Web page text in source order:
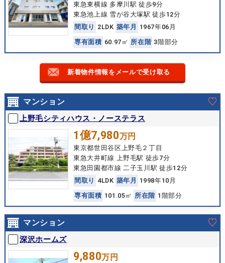
東急東横線 多摩川駅 徒歩9分
東急池上線 雪が谷大塚駅 徒歩12分
間 取 り 2LDK 築年 月
1967年06月
専有面積 60.97㎡ 所在 階 3階部分
新着物件情報をメールで受け取る
マンション
上野毛シティハウス・ノーステラス
1億7,980万円
東京都世田谷区上野毛２丁目
東急大井町線 上野毛駅 徒歩7分
東急田園都市線 二子玉川駅 徒歩12分
間 取 り 4LDK 築年 月
1998年10月
専有面積 101.05㎡ 所在階 1階部分
マンション
深沢ホームズ
9,880万円